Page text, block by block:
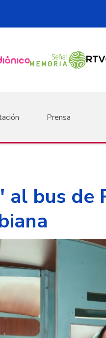
Prensa
bus de